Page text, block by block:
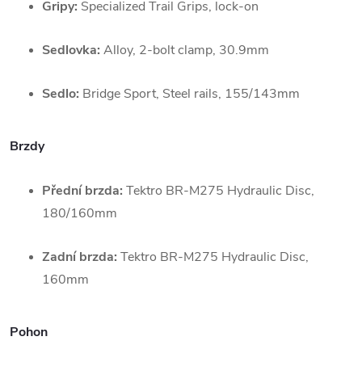
Gripy: Specialized Trail Grips, lock-on
Sedlovka: Alloy, 2-bolt clamp, 30.9mm
Sedlo: Bridge Sport, Steel rails, 155/143mm
Brzdy
Přední brzda: Tektro BR-M275 Hydraulic Disc,
180/160mm
Zadní brzda: Tektro BR-M275 Hydraulic Disc,
160mm
Pohon